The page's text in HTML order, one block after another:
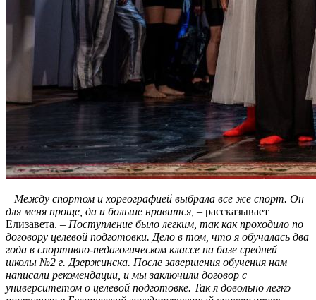
– Между спортом и хореографией выбрала все же спорт. Он
для меня проще, да и больше нравится, – рассказывает
Елизавета. – Поступление было легким, так как проходило по
договору целевой подготовки. Дело в том, что я обучалась два
года в спортивно-педагогическом классе на базе средней
школы №2 г. Дзержинска. После завершения обучения нам
написали рекомендации, и мы заключили договор с
университетом о целевой подготовке. Так я довольно легко